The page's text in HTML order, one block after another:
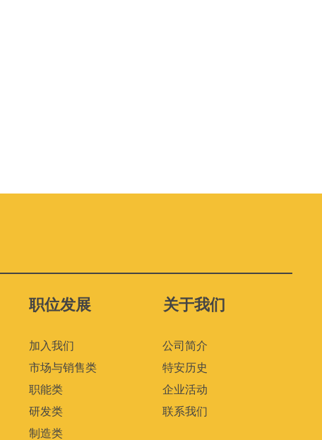
职位发展 关于我们
加入我们
市场与销售类
职能类
研发类
制造类
公司简介
特安历史
企业活动
联系我们